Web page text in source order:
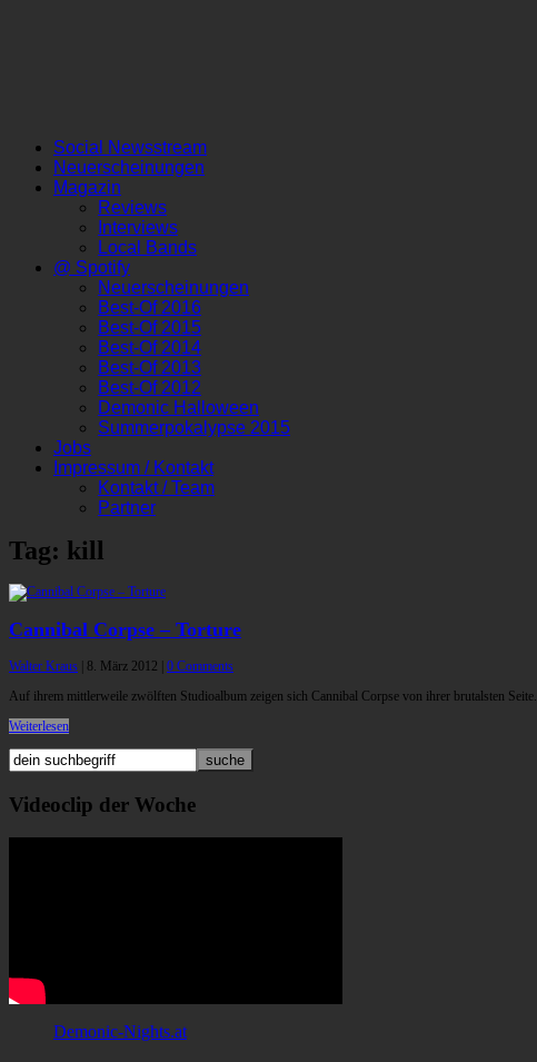
Social Newsstream
Neuerscheinungen
Magazin
Reviews
Interviews
Local Bands
@ Spotify
Neuerscheinungen
Best-Of 2016
Best-Of 2015
Best-Of 2014
Best-Of 2013
Best-Of 2012
Demonic Halloween
Summerpokalypse 2015
Jobs
Impressum / Kontakt
Kontakt / Team
Partner
Tag: kill
Cannibal Corpse – Torture
Walter Kraus 8. März 2012
0 Comments
Auf ihrem mittlerweile zwölften Studioalbum zeigen sich Cannibal Corpse von ihrer brutalsten Seite.
Weiterlesen
Videoclip der Woche
Demonic-Nights.at